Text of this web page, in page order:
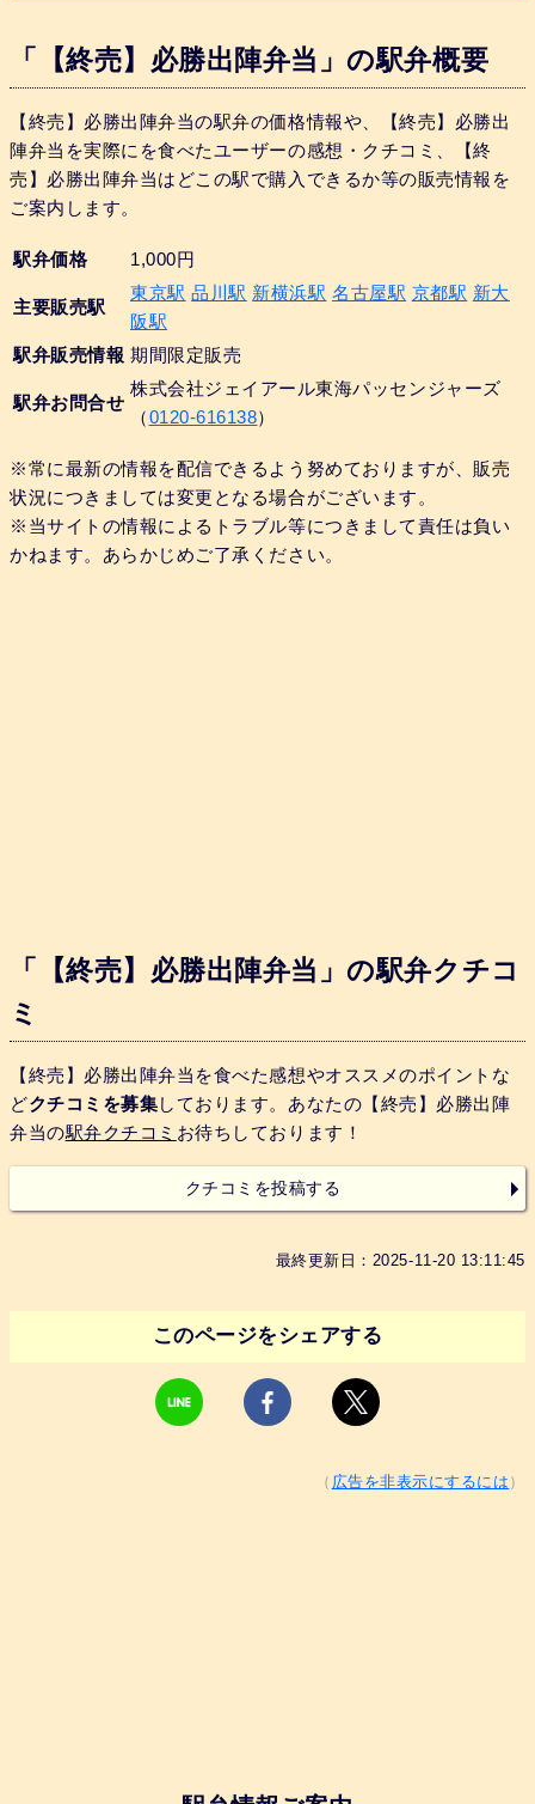
「【終売】必勝出陣弁当」の駅弁概要
【終売】必勝出陣弁当の駅弁の価格情報や、【終売】必勝出
陣弁当を実際にを食べたユーザーの感想・クチコミ、【終
売】必勝出陣弁当はどこの駅で購入できるか等の販売情報を
ご案内します。
駅弁価格 1,000円
主要販売駅
東京駅 品川駅 新横浜駅 名古屋駅 京都駅 新大
阪駅
駅弁販売情報 期間限定販売
駅弁お問合せ
株式会社ジェイアール東海パッセンジャーズ
（0120-616138）
※常に最新の情報を配信できるよう努めておりますが、販売
状況につきましては変更となる場合がございます。
※当サイトの情報によるトラブル等につきまして責任は負い
かねます。あらかじめご了承ください。
「【終売】必勝出陣弁当」の駅弁クチコ
ミ
【終売】必勝出陣弁当を食べた感想やオススメのポイントな
どクチコミを募集しております。あなたの【終売】必勝出陣
弁当の駅弁クチコミ お待ちしております！
クチコミを投稿する
最終更新日：2025-11-20 13:11:45
このページをシェアする
（ 広告を非表示にするには ）